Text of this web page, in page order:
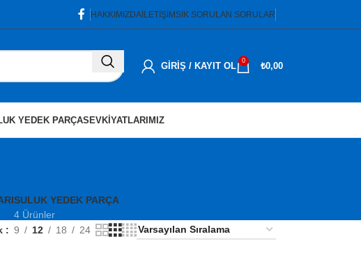
HAKKIMIZDAİLETIŞIMSIK SORULAN SORULAR
GIRIŞ / KAYIT OL
0
₺0,00
YEDEK PARÇASEVKIYATLARIMIZ
SULUK YEDEK PARÇA
4 Ürünler
9 12 18 24